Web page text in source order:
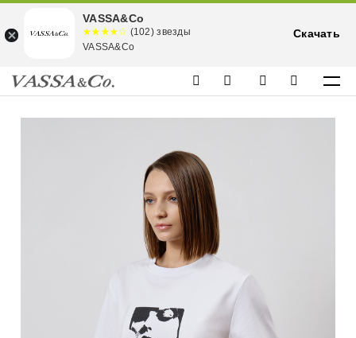
VASSA&Co
☆☆☆☆☆
★★★★
★
(102) звезды
VASSA&Co
Скачать